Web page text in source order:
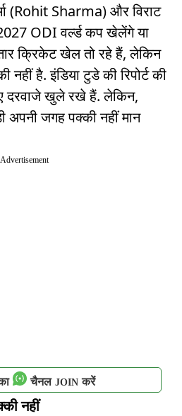
(Rohit Sharma) और विराट
ODI वर्ल्ड कप खेलेंगे या
क्रिकेट खेल तो रहे हैं, लेकिन
है. इंडिया टुडे की रिपोर्ट की
दरवाजे खुले रखे हैं. लेकिन,
अपनी जगह पक्की नहीं मान
Advertisement
चैनल JOIN करें
नहीं